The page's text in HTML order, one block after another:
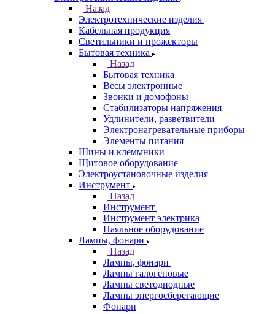
Назад
Электротехнические изделия
Кабельная продукция
Светильники и прожекторы
Бытовая техника
Назад
Бытовая техника
Весы электронные
Звонки и домофоны
Стабилизаторы напряжения
Удлинители, разветвители
Электронагревательные приборы
Элементы питания
Шины и клеммники
Щитовое оборудование
Электроустановочные изделия
Инструмент
Назад
Инструмент
Инструмент электрика
Паяльное оборудование
Лампы, фонари
Назад
Лампы, фонари
Лампы галогеновые
Лампы светодиодные
Лампы энергосберегающие
Фонари